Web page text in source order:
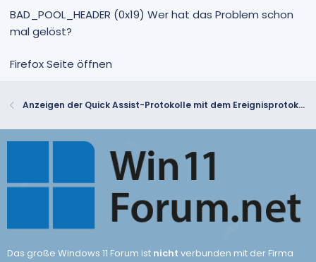
BAD_POOL_HEADER (0x19) Wer hat das Problem schon
mal gelöst?
Firefox Seite öffnen
Anzeigen der Quick Assist-Protokolle mit dem Ereignisprotokoll-Viewer [Anleitung]
Das große Windows 11 Forum ist nicht verbunden mit der Firma